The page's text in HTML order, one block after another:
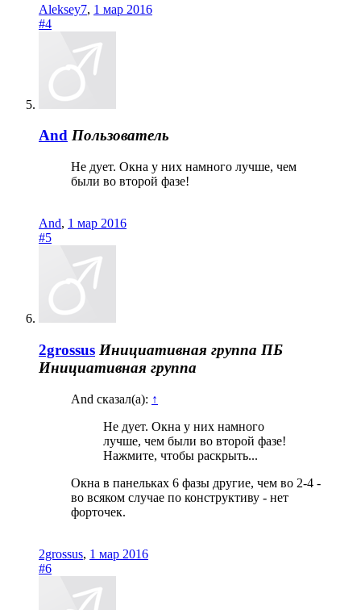
Aleksey7, 1 мар 2016
#4
And Пользователь
Не дует. Окна у них намного лучше, чем
были во второй фазе!
And, 1 мар 2016
#5
2grossus Инициативная группа ПБ
Инициативная группа
And сказал(а): ↑
Не дует. Окна у них намного
лучше, чем были во второй фазе!
Нажмите, чтобы раскрыть...
Окна в панельках 6 фазы другие, чем во 2-4 -
во всяком случае по конструктиву - нет
форточек.
2grossus, 1 мар 2016
#6